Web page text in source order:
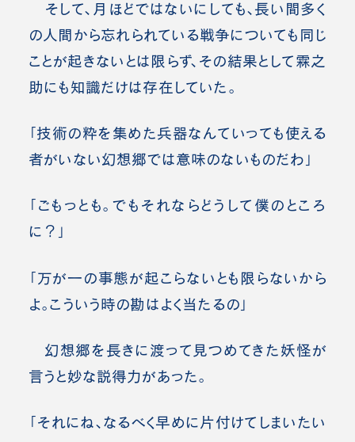
そして、月ほどではないにしても、長い間多く
の人間から忘れられている戦争についても同じ
ことが起きないとは限らず、その結果として霖之
助にも知識だけは存在していた。
「技術の粋を集めた兵器なんていっても使える
者がいない幻想郷では意味のないものだわ」
「ごもっとも。でもそれならどうして僕のところ
に？」
「万が一の事態が起こらないとも限らないから
よ。こういう時の勘はよく当たるの」
幻想郷を長きに渡って見つめてきた妖怪が
言うと妙な説得力があった。
「それにね、なるべく早めに片付けてしまいたい